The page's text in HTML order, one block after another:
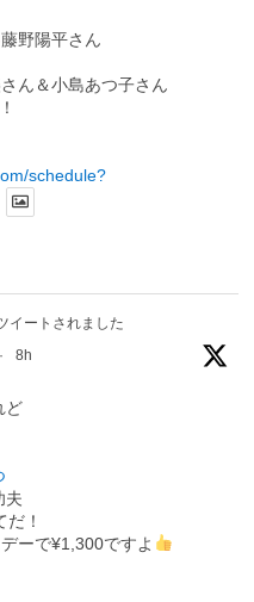
藤野陽平さん
ん＆小島あつ子さん
schedule?
イートされました
· 8h
ど
夫
！
ーで¥1,300ですよ